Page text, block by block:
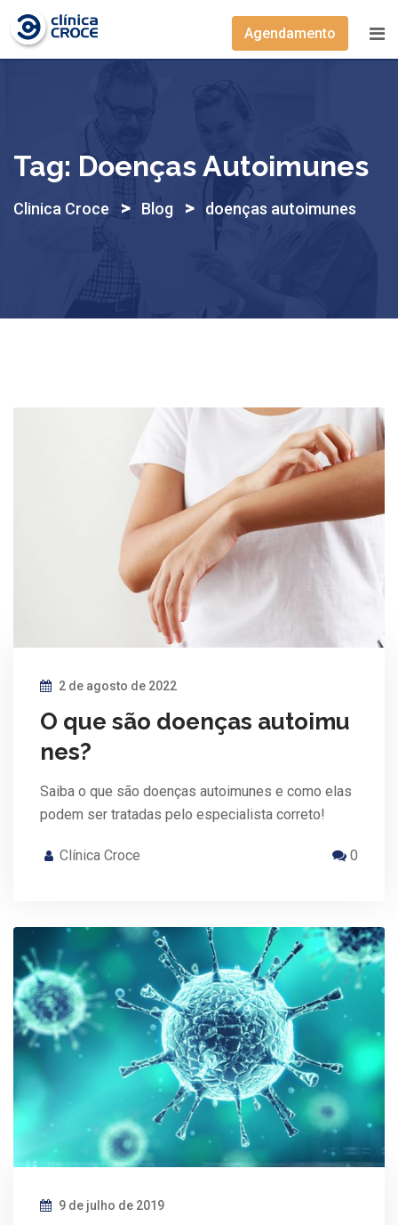
Skip
content
Agendamento
Tag: Doenças Autoimunes
Clinica Croce > Blog > doenças autoimunes
2 de agosto de 2022
O que são doenças autoimu
nes?
Saiba o que são doenças autoimunes e como elas
podem ser tratadas pelo especialista correto!
Clínica Croce 0
9 de julho de 2019